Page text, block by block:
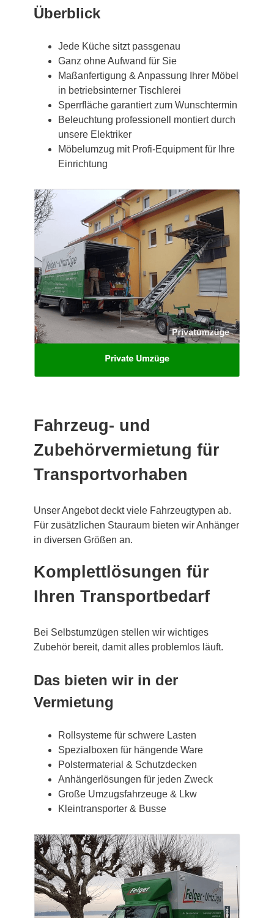
Überblick
Jede Küche sitzt passgenau
Ganz ohne Aufwand für Sie
Maßanfertigung & Anpassung Ihrer Möbel
in betriebsinterner Tischlerei
Sperrfläche garantiert zum Wunschtermin
Beleuchtung professionell montiert durch
unsere Elektriker
Möbelumzug mit Profi-Equipment für Ihre
Einrichtung
Fahrzeug- und
Zubehörvermietung für
Transportvorhaben
Unser Angebot deckt viele Fahrzeugtypen ab.
Für zusätzlichen Stauraum bieten wir Anhänger
in diversen Größen an.
Komplettlösungen für
Ihren Transportbedarf
Bei Selbstumzügen stellen wir wichtiges
Zubehör bereit, damit alles problemlos läuft.
Das bieten wir in der
Vermietung
Rollsysteme für schwere Lasten
Spezialboxen für hängende Ware
Polstermaterial & Schutzdecken
Anhängerlösungen für jeden Zweck
Große Umzugsfahrzeuge & Lkw
Kleintransporter & Busse